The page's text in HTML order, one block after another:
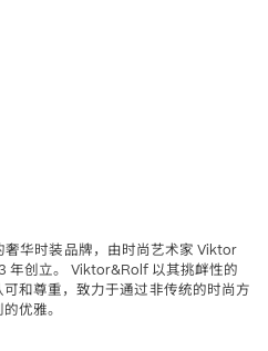
华时装品牌，由时尚艺术家 Viktor
年创立。 Viktor&Rolf 以其挑衅性的
和尊重，致力于通过非传统的时尚方
优雅。